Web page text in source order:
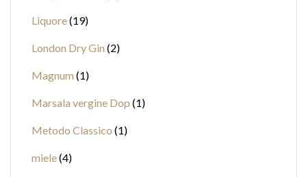
Liquore 19
London Dry Gin 2
Magnum 1
Marsala vergine Dop 1
Metodo Classico 1
miele 4